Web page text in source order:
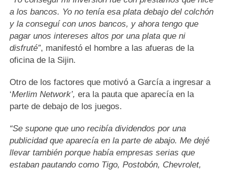
a los bancos. Yo no tenía esa plata debajo del colchón
y la conseguí con unos bancos, y ahora tengo que
pagar unos intereses altos por una plata que ni
disfruté”, manifestó el hombre a las afueras de la
oficina de la Sijin.
Otro de los factores que motivó a García a ingresar a
‘Merlim Network’, era la pauta que aparecía en la
parte de debajo de los juegos.
“Se supone que uno recibía dividendos por una
publicidad que aparecía en la parte de abajo. Me dejé
llevar también porque había empresas serias que
estaban pautando como Tigo, Postobón, Chevrolet,